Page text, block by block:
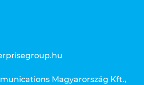
Magyarország Kft.,